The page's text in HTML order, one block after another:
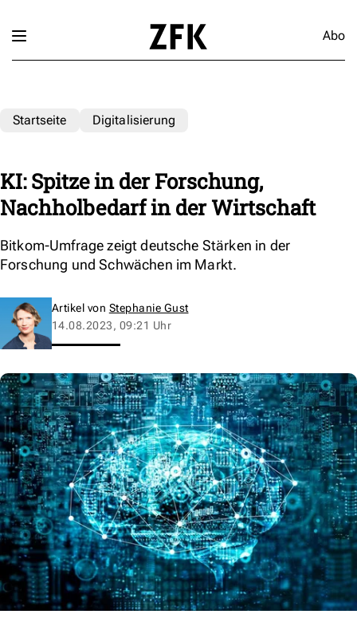
Abo
Startseite Digitalisierung
KI: Spitze in der Forschung,
Nachholbedarf in der Wirtschaft
Bitkom-Umfrage zeigt deutsche Stärken in der
Forschung und Schwächen im Markt.
Artikel von Stephanie Gust
14.08.2023, 09:21 Uhr